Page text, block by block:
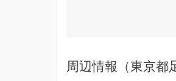
周辺情報（東京都